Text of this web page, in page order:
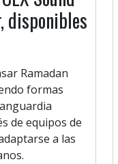
disponibles
Ramadan
formas
de equipos de
a las